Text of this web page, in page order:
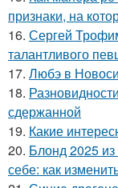
признаки, на
16. Сергей
талантливого
17. Любэ в
18.
сдержанной
19. Какие
20. Блонд 2025
себе: как